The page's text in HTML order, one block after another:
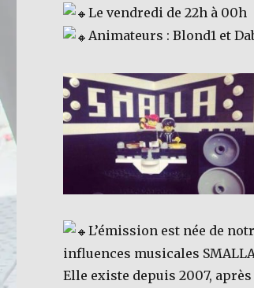
Le vendredi de 22h à 00h
Animateurs : Blond1 et
L’émission est née de
influences musicales SMALLA
Elle existe depuis 2007,